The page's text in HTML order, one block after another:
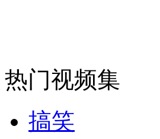
司机酒驾遇交警 急速倒车逃窜
热门视频集
搞笑